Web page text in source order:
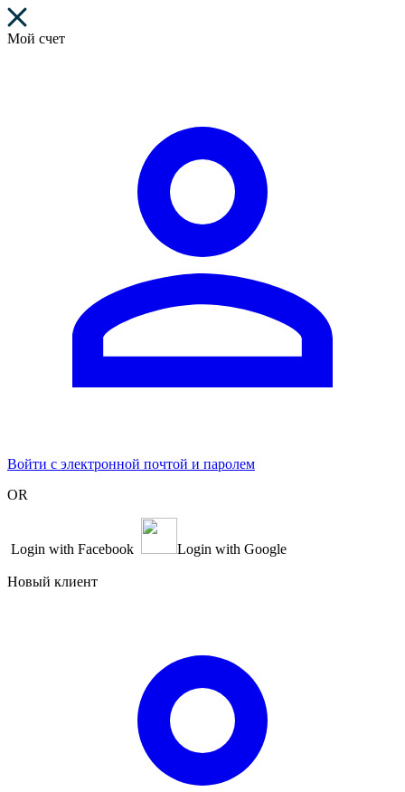
Мой счет
Войти с электронной почтой и паролем
OR
Login with Facebook Login with Google
Новый клиент